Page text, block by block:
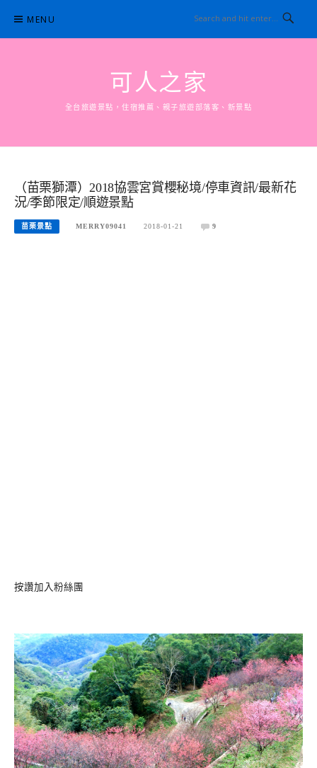
content
MENU
可人之家
全台旅遊景點，住宿推薦、親子旅遊部落客、新景點
（苗栗獅潭）2018協雲宮賞櫻秘境/停車資訊/最新花
況/季節限定/順遊景點
苗栗景點 MERRY09041 2018-01-21 9
按讚加入粉絲團